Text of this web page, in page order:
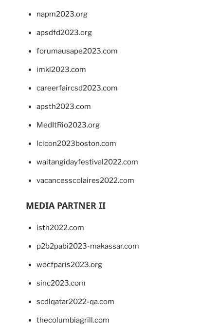
napm2023.org
apsdfd2023.org
forumausape2023.com
imkl2023.com
careerfaircsd2023.com
apsth2023.com
MedItRio2023.org
lcicon2023boston.com
waitangidayfestival2022.com
vacancesscolaires2022.com
MEDIA PARTNER II
isth2022.com
p2b2pabi2023-makassar.com
wocfparis2023.org
sinc2023.com
scdlqatar2022-qa.com
thecolumbiagrill.com